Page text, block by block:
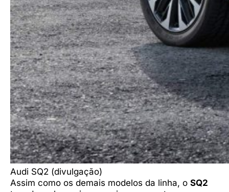
Audi SQ2 (divulgação)
Assim como os demais modelos da linha, o SQ2